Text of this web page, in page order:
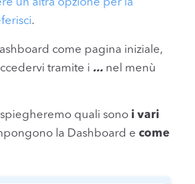
un'altra opzione per la
.
come pagina iniziale,
tramite i ... nel menù
spiegheremo quali sono i vari
la Dashboard e come